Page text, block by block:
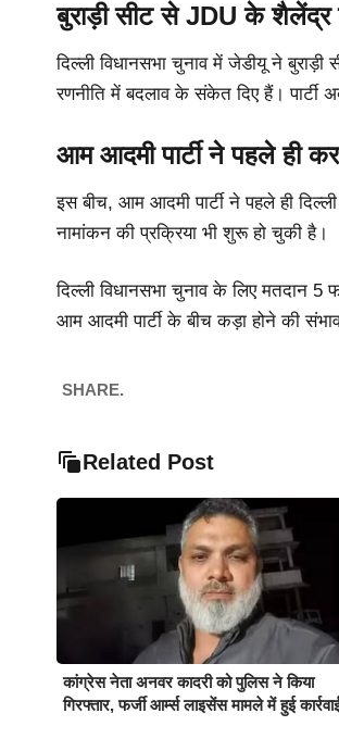
बुराड़ी सीट से JDU के शैलेंद्र
दिल्ली विधानसभा चुनाव में जेडीयू ने
रणनीति में बदलाव के संकेत दिए हैं। पार्टी
आम आदमी पार्टी ने पहले ही कर
इस बीच, आम आदमी पार्टी ने पहले ही दिल्ली
नामांकन की प्रक्रिया भी शुरू हो चुकी है।
दिल्ली विधानसभा चुनाव के लिए मतदान 5
आम आदमी पार्टी के बीच कड़ा होने की
SHARE.
Related Post
कांग्रेस नेता अनवर कादरी को पुलिस ने किया
गिरफ्तार, फर्जी आर्म्स लाइसेंस मामले में हुई